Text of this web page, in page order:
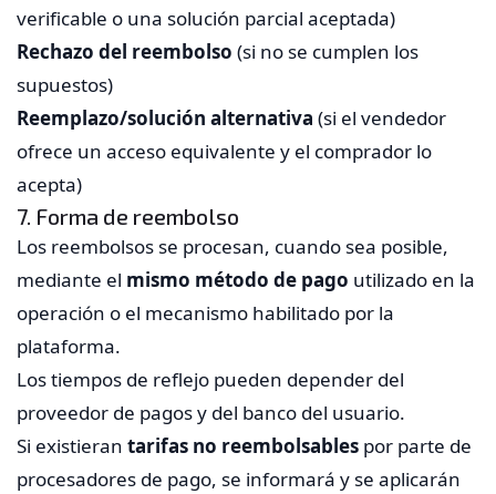
verificable o una solución parcial aceptada)
Rechazo del reembolso (si no se cumplen los
supuestos)
Reemplazo/solución alternativa (si el vendedor
ofrece un acceso equivalente y el comprador lo
acepta)
7. Forma de reembolso
Los reembolsos se procesan, cuando sea posible,
mediante el mismo método de pago utilizado en la
operación o el mecanismo habilitado por la
plataforma.
Los tiempos de reflejo pueden depender del
proveedor de pagos y del banco del usuario.
Si existieran tarifas no reembolsables por parte de
procesadores de pago, se informará y se aplicarán